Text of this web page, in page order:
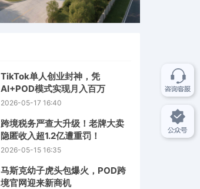
TikTok单人创业封神，凭
AI+POD模式实现月入百万
2026-05-17 16:40
跨境税务严查大升级！老牌大卖
隐匿收入超1.2亿遭重罚！
2026-05-15 16:35
马斯克幼子虎头包爆火，POD跨
境官网迎来新商机